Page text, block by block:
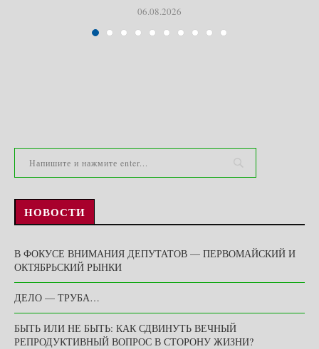
06.08.2026
НОВОСТИ
В ФОКУСЕ ВНИМАНИЯ ДЕПУТАТОВ — ПЕРВОМАЙСКИЙ И
ОКТЯБРЬСКИЙ РЫНКИ
ДЕЛО — ТРУБА…
БЫТЬ ИЛИ НЕ БЫТЬ: КАК СДВИНУТЬ ВЕЧНЫЙ
РЕПРОДУКТИВНЫЙ ВОПРОС В СТОРОНУ ЖИЗНИ?